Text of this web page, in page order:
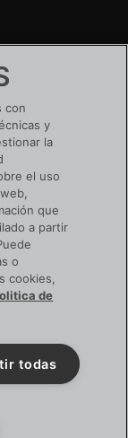
con
y
la
el uso
que
a partir
o
cookies,
de
todas